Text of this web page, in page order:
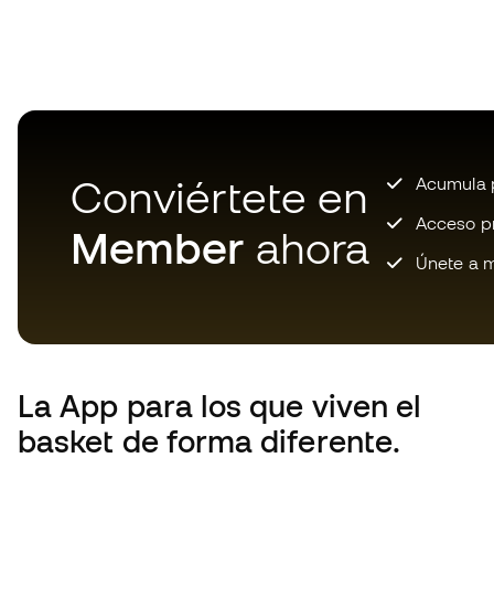
Conviértete en
Member ahora
Acumula
Acceso
Únete a
La App para los que viven el
basket de forma diferente.